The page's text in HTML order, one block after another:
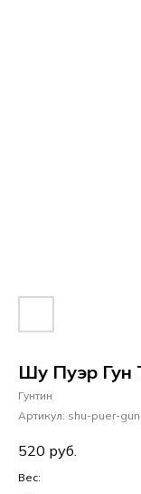
Шу Пуэр Гун
Гунтин
Артикул: shu-puer-
520 руб.
Вес: